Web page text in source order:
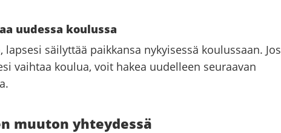
uudessa koulussa
lapsesi säilyttää paikkansa nykyisessä koulussaan. Jos
vaihtaa koulua, voit hakea uudelleen seuraavan
muuton yhteydessä